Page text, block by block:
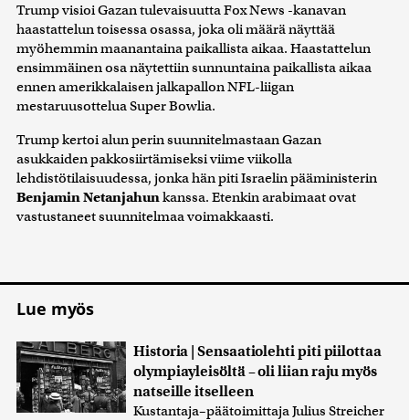
Trump visioi Gazan tulevaisuutta Fox News -kanavan
haastattelun toisessa osassa, joka oli määrä näyttää
myöhemmin maanantaina paikallista aikaa. Haastattelun
ensimmäinen osa näytettiin sunnuntaina paikallista aikaa
ennen amerikkalaisen jalkapallon NFL-liigan
mestaruusottelua Super Bowlia.
Trump kertoi alun perin suunnitelmastaan Gazan
asukkaiden pakkosiirtämiseksi viime viikolla
lehdistötilaisuudessa, jonka hän piti Israelin pääministerin
Benjamin Netanjahunkanssa. Etenkin arabimaat ovat
vastustaneet suunnitelmaa voimakkaasti.
Lue myös
Historia | Sensaatiolehti piti piilottaa
olympiayleisöltä – oli liian raju myös
natseille itselleen
Kustantaja–päätoimittaja Julius Streicher